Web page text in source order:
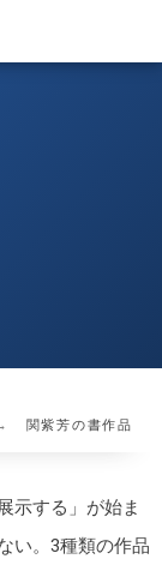
関紫芳の書作品
示する」が始ま
い。3種類の作品